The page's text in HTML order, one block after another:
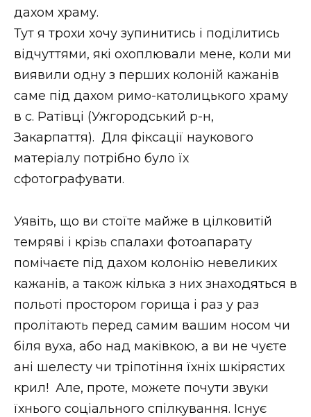
дахом храму.
Тут я трохи хочу зупинитись і поділитись
відчуттями, які охоплювали мене, коли ми
виявили одну з перших колоній кажанів
саме під дахом римо-католицького храму
в с. Ратівці (Ужгородський р-н,
Закарпаття). Для фіксації наукового
матеріалу потрібно було їх
сфотографувати.
Уявіть, що ви стоїте майже в цілковитій
темряві і крізь спалахи фотоапарату
помічаєте під дахом колонію невеликих
кажанів, а також кілька з них знаходяться в
польоті простором горища і раз у раз
пролітають перед самим вашим носом чи
біля вуха, або над маківкою, а ви не чуєте
ані шелесту чи тріпотіння їхніх шкірястих
крил! Але, проте, можете почути звуки
їхнього соціального спілкування. Існує